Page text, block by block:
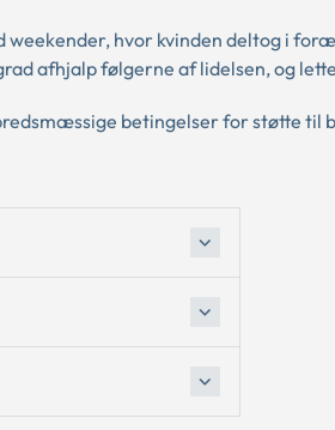
hvor kvinden deltog i
afhjalp følgerne af lidelsen, og
betingelser for støtte